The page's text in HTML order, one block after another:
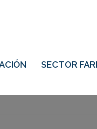
SECTOR